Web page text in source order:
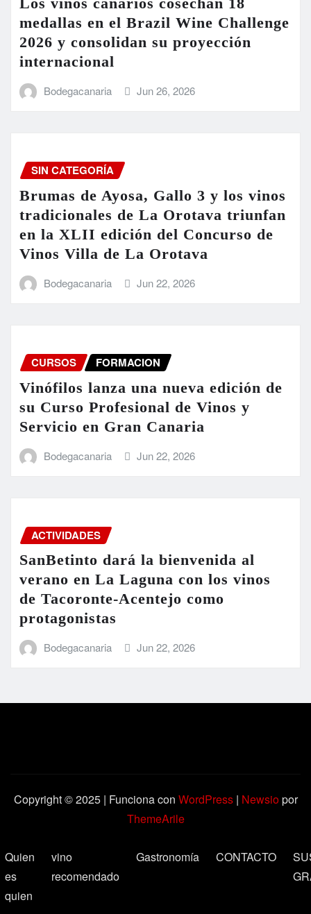
medallas en el Brazil Wine Challenge
2026 y consolidan su proyección
internacional
Bodegacanaria Jun 26, 2026
SIN CATEGORÍA
Brumas de Ayosa, Gallo 3 y los vinos
tradicionales de La Orotava triunfan
en la XLII edición del Concurso de
Vinos Villa de La Orotava
Bodegacanaria Jun 22, 2026
CURSOS FORMACION
Vinófilos lanza una nueva edición de
su Curso Profesional de Vinos y
Servicio en Gran Canaria
Bodegacanaria Jun 22, 2026
ACTIVIDADES
SanBetinto dará la bienvenida al
verano en La Laguna con los vinos
de Tacoronte-Acentejo como
protagonistas
Bodegacanaria Jun 22, 2026
Copyright © 2025 | Funciona con WordPress | Newsiopor
ThemeArile
Quien
es
quien
vino
recomendado
Gastronomía CONTACTO